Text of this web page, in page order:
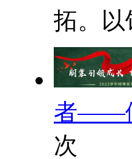
拓。以
者——
次